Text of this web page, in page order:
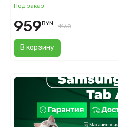
(серый)
Под заказ
В корзину
959BYN 1160